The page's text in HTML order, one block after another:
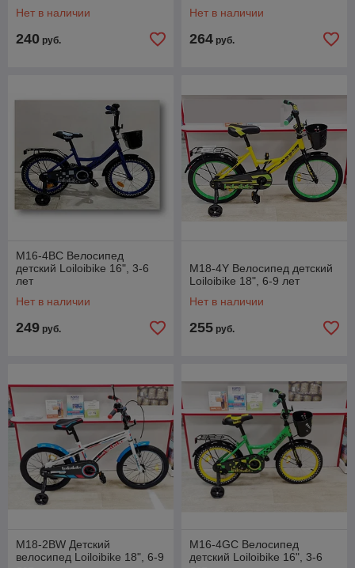
Нет в наличии
240 руб.
Нет в наличии
264 руб.
M16-4BC Велосипед
детский Loiloibike 16", 3-6
лет
Нет в наличии
249 руб.
M18-4Y Велосипед детский
Loiloibike 18", 6-9 лет
Нет в наличии
255 руб.
M18-2BW Детский
велосипед Loiloibike 18", 6-9
M16-4GC Велосипед
детский Loiloibike 16", 3-6